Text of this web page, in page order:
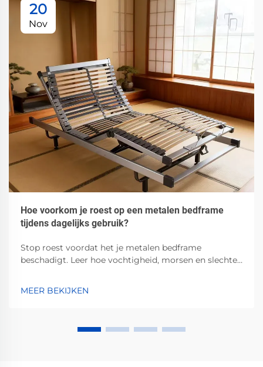
20
Nov
Hoe voorkom je roest op een metalen bedframe
tijdens dagelijks gebruik?
Stop roest voordat het je metalen bedframe
beschadigt. Leer hoe vochtigheid, morsen en slechte
Bescherm nu jouw investering.
MEER BEKIJKEN